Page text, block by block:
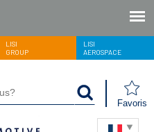
LISI
GROUP
LISI
AEROSPACE
Favoris